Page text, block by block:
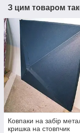
З цим товаром
Ковпаки на забір
кришка на стовпчик